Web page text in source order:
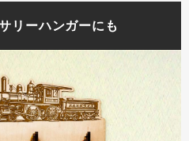
リーハンガーにも